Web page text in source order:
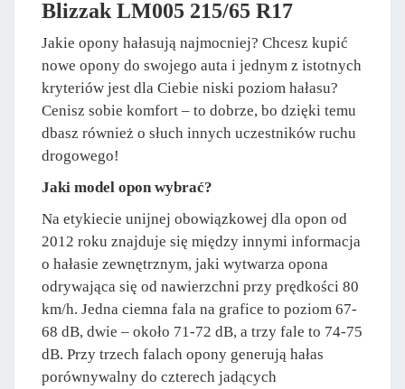
Blizzak LM005 215/65 R17
Jakie opony hałasują najmocniej? Chcesz kupić
nowe opony do swojego auta i jednym z istotnych
kryteriów jest dla Ciebie niski poziom hałasu?
Cenisz sobie komfort – to dobrze, bo dzięki temu
dbasz również o słuch innych uczestników ruchu
drogowego!
Jaki model opon wybrać?
Na etykiecie unijnej obowiązkowej dla opon od
2012 roku znajduje się między innymi informacja
o hałasie zewnętrznym, jaki wytwarza opona
odrywająca się od nawierzchni przy prędkości 80
km/h. Jedna ciemna fala na grafice to poziom 67-
68 dB, dwie – około 71-72 dB, a trzy fale to 74-75
dB. Przy trzech falach opony generują hałas
porównywalny do czterech jadących